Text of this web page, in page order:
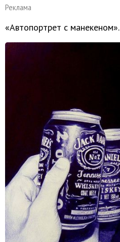
Реклама
«Автопортрет с манекеном».